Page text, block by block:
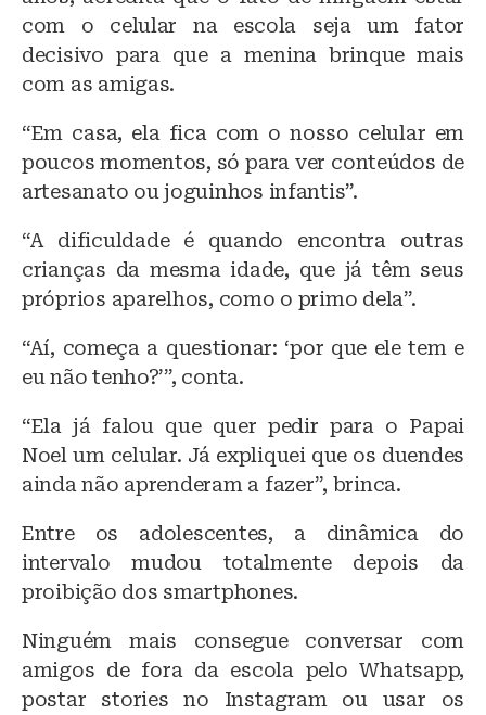
com o celular na escola seja um fator
decisivo para que a menina brinque mais
com as amigas.
“Em casa, ela fica com o nosso celular em
poucos momentos, só para ver conteúdos de
artesanato ou joguinhos infantis”.
“A dificuldade é quando encontra outras
crianças da mesma idade, que já têm seus
próprios aparelhos, como o primo dela”.
“Aí, começa a questionar: ‘por que ele tem e
eu não tenho?’”, conta.
“Ela já falou que quer pedir para o Papai
Noel um celular. Já expliquei que os duendes
ainda não aprenderam a fazer”, brinca.
Entre os adolescentes, a dinâmica do
intervalo mudou totalmente depois da
proibição dos smartphones.
Ninguém mais consegue conversar com
amigos de fora da escola pelo Whatsapp,
postar stories no Instagram ou usar os